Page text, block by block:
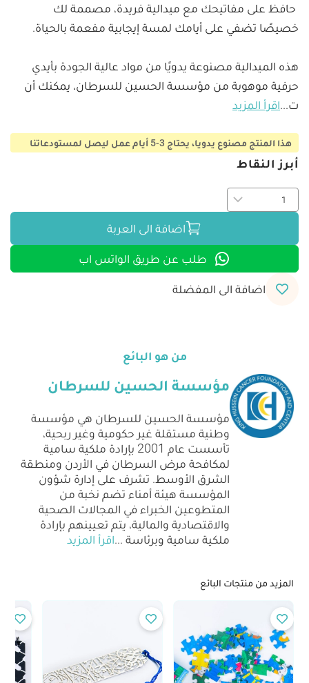
حافظ على مفاتيحك مع ميدالية فريدة، مصممة لك
هذه الميدالية مصنوعة يدويًا من مواد عالية الجودة بأيدي
حرفية موهوبة من مؤسسة الحسين للسرطان، يمكنك أن
ت...اقرأ المزيد
هذا المنتج مصنوع يدويا، يحتاج 3-5 أيام عمل ليصل لمستودعاتنا
أبرز النقاط
اضافة الى العربة
طلب عن طريق الواتس اب
اضافة الى المفضلة
من هو البائع
مؤسسة الحسين للسرطان
مؤسسة الحسين للسرطان هي مؤسسة
وطنية مستقلة غير حكومية وغير ربحية،
تأسست عام 2001 بإرادة ملكية سامية
لمكافحة مرض السرطان في الأردن ومنطقة
الشرق الأوسط. تشرف على إدارة شؤون
المؤسسة هيئة أمناء تضم نخبة من
المتطوعين الخبراء في المجالات الصحية
والاقتصادية والمالية، يتم تعيينهم بإرادة
ملكية سامية وبرئاسة ...اقرأ المزيد
المزيد من منتجات البائع